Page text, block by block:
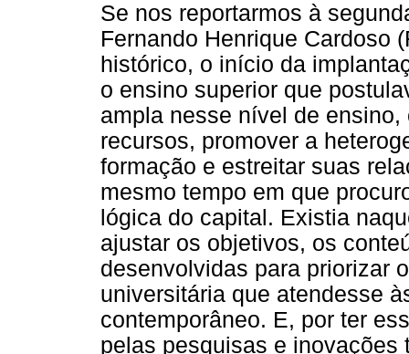
Se nos reportarmos à
Fernando Henrique Cardoso
histórico, o início da
o ensino superior que
ampla nesse nível de
recursos, promover a
formação e estreitar suas
mesmo tempo em que
lógica do capital. Existia
ajustar os objetivos, os
desenvolvidas para priorizar
universitária que atendesse
contemporâneo. E, por ter
pelas pesquisas e inovações